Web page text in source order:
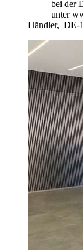
bei der
unter
Händler, DE-